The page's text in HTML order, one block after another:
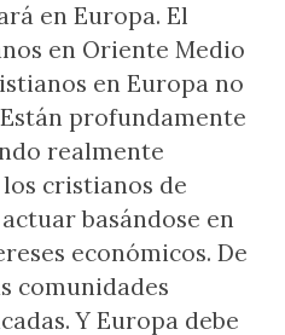
en Europa. El
en Oriente Medio
en Europa no
profundamente
realmente
cristianos de
basándose en
económicos. De
comunidades
Y Europa debe